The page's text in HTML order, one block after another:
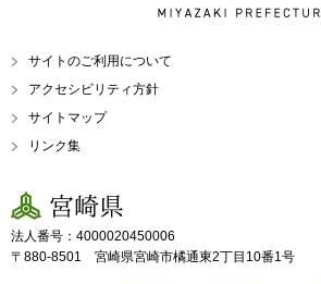
MIYAZAKI PREFECTURE
サイトのご利用について
アクセシビリティ方針
サイトマップ
リンク集
宮崎県
法人番号：4000020450006
〒880-8501 宮崎県宮崎市橘通東2丁目10番1号